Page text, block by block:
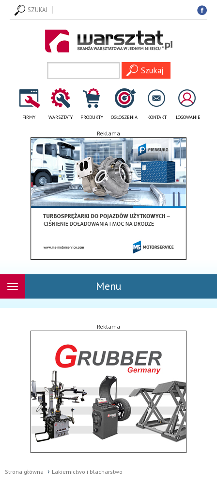
SZUKAJ
FIRMY WARSZTATY PRODUKTY OGŁOSZENIA KONTAKT LOGOWANIE
Reklama
Menu
Rozwiń
Reklama
Strona główna Lakiernictwo i blacharstwo